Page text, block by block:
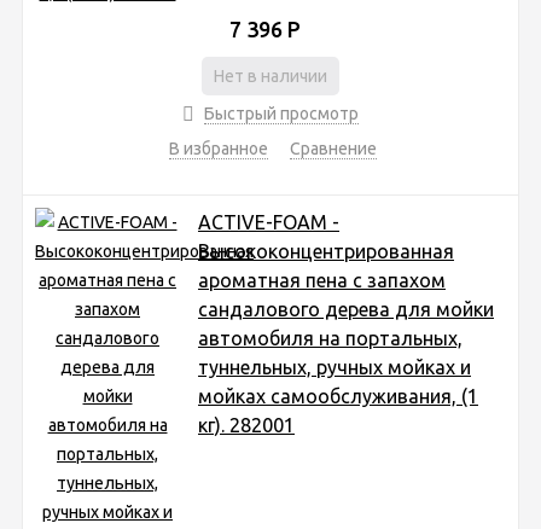
7 396 Р
Нет в наличии
Быстрый просмотр
В избранное
Сравнение
ACTIVE-FOAM -
Высококонцентрированная
ароматная пена с запахом
сандалового дерева для мойки
автомобиля на портальных,
туннельных, ручных мойках и
мойках самообслуживания, (1
кг). 282001